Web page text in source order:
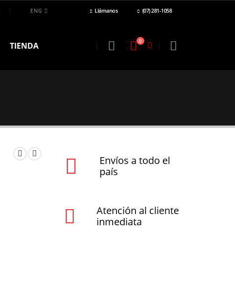
ENG Llámanos (07) 281-1058
TIENDA 0
Envíos a todo el
país
Atención al cliente
inmediata